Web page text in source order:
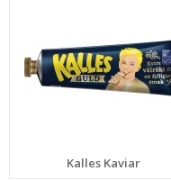
Kalles Kaviar